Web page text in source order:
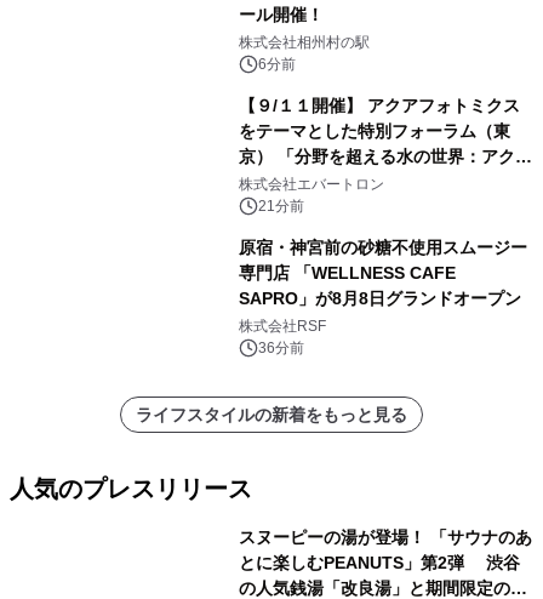
ール開催！
株式会社相州村の駅
6分前
【９/１１開催】 アクアフォトミクス
をテーマとした特別フォーラム（東
京） 「分野を超える水の世界：アクア
フォトミクスが切り拓く新しい科学の
地平」を開催
株式会社エバートロン
21分前
原宿・神宮前の砂糖不使用スムージー
専門店 「WELLNESS CAFE
SAPRO」が8月8日グランドオープン
株式会社RSF
36分前
ライフスタイルの新着をもっと見る
人気のプレスリリース
スヌーピーの湯が登場！ 「サウナのあ
とに楽しむPEANUTS」第2弾 渋谷
の人気銭湯「改良湯」と期間限定のコ